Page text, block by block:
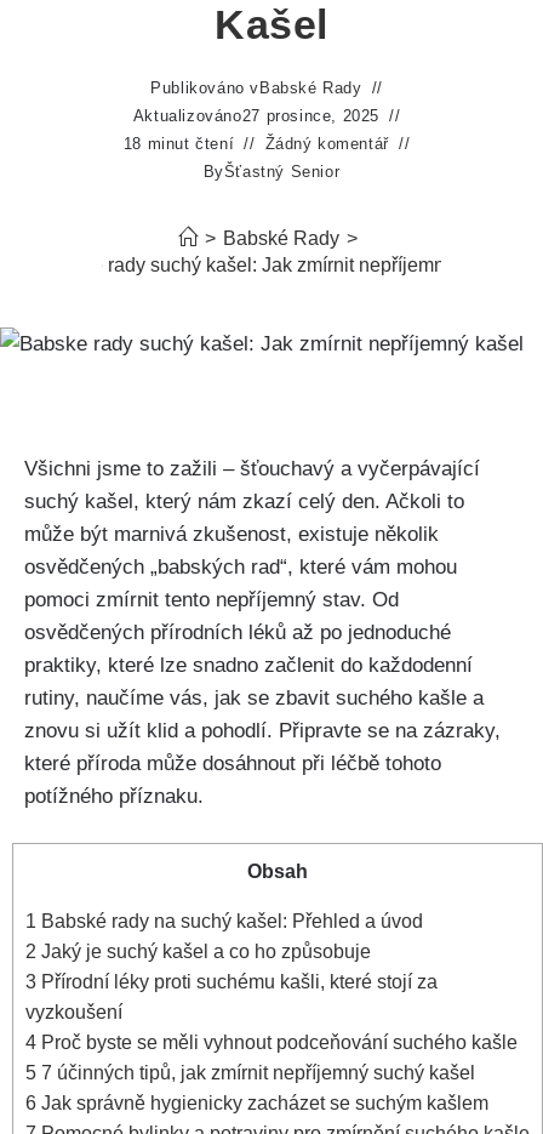
Kašel
Publikováno v Babské Rady
Aktualizováno27 prosince, 2025
18 minut čtení
Žádný komentář
ByŠťastný Senior
> Babské Rady >
Babske rady suchý kašel: Jak zmírnit nepříjemný kašel
Všichni jsme to zažili – šťouchavý⁢ a vyčerpávající⁢
suchý kašel, který nám zkazí celý den. Ačkoli to
může být marnivá zkušenost, existuje⁢ několik
osvědčených „babských rad“, které vám mohou
pomoci zmírnit tento nepříjemný stav. Od
osvědčených přírodních léků až po jednoduché
praktiky, které lze snadno začlenit do každodenní
rutiny, naučíme vás, jak se zbavit ‍suchého kašle a
znovu si užít klid a​ pohodlí. Připravte‍ se na zázraky,
které příroda může dosáhnout při léčbě tohoto
potížného příznaku.
Obsah
1 Babské rady ‍na suchý kašel: Přehled⁤ a úvod
2 Jaký je suchý kašel a‍ co ho‍ způsobuje
3 Přírodní léky proti suchému kašli, které stojí za
vyzkoušení
4 Proč byste se měli vyhnout podceňování suchého kašle
5 7 účinných tipů, jak zmírnit nepříjemný suchý kašel
6 Jak správně ‌hygienicky zacházet se suchým kašlem